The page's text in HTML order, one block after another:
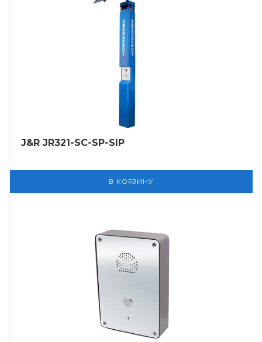
J&R JR321-SC-SP-SIP
В КОРЗИНУ